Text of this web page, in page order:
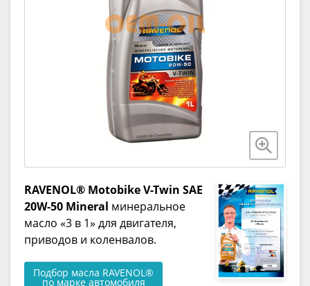
RAVENOL® Motobike V-Twin SAE
20W-50 Mineral минеральное
масло «3 в 1» для двигателя,
приводов и коленвалов.
Подбор масла RAVENOL®
по марке автомобиля